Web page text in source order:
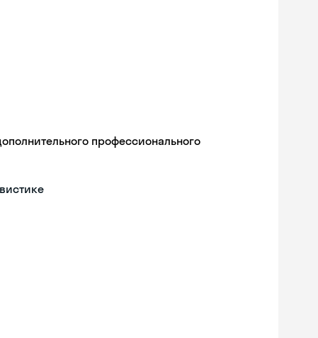
профессионального